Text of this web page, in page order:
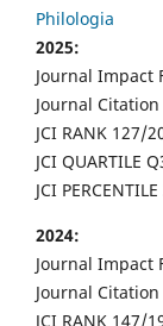
Philologia
2025:
Journal Impact
Journal
JCI RANK 127/
JCI QUARTILE
JCI
2024:
Journal Impact
Journal
JCI RANK 147/